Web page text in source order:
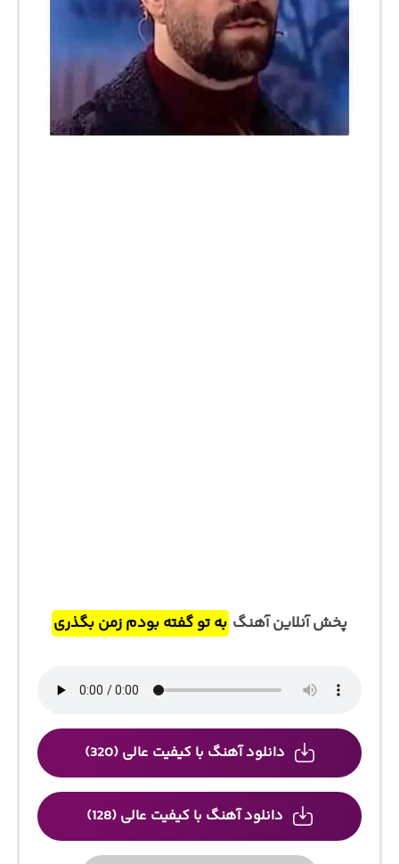
پخش آنلاین آهنگ به تو گفته بودم زمن بگذری
دانلود آهنگ با کیفیت عالی (320)
دانلود آهنگ با کیفیت عالی (128)